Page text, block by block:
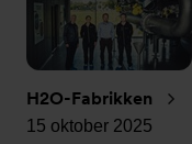
H2O-Fabrikken
15 oktober 2025